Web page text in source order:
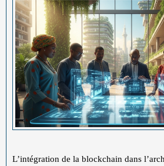
L’intégration de la blockchain dans